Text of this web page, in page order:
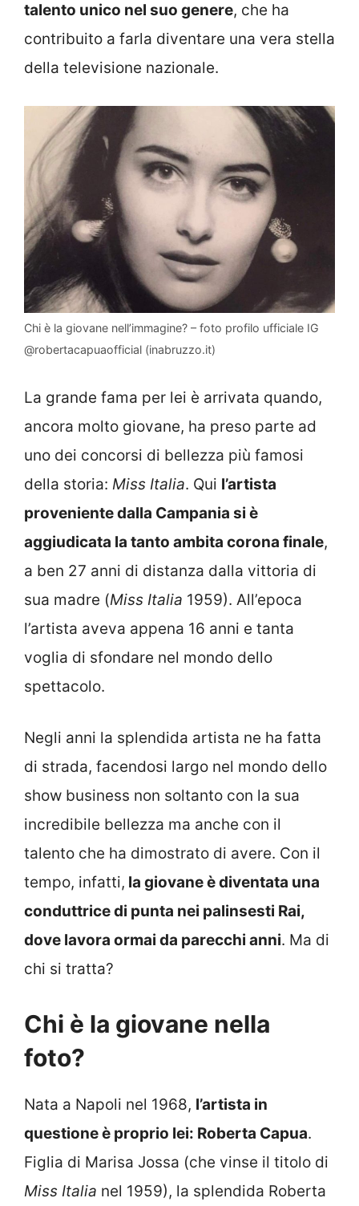
talento unico nel suo genere, che ha
contribuito a farla diventare una vera stella
della televisione nazionale.
Chi è la giovane nell’immagine? – foto profilo ufficiale IG
@robertacapuaofficial (inabruzzo.it)
La grande fama per lei è arrivata quando,
ancora molto giovane, ha preso parte ad
uno dei concorsi di bellezza più famosi
della storia: Miss Italia. Qui l’artista
proveniente dalla Campania si è
aggiudicata la tanto ambita corona finale,
a ben 27 anni di distanza dalla vittoria di
sua madre (Miss Italia 1959). All’epoca
l’artista aveva appena 16 anni e tanta
voglia di sfondare nel mondo dello
spettacolo.
Negli anni la splendida artista ne ha fatta
di strada, facendosi largo nel mondo dello
show business non soltanto con la sua
incredibile bellezza ma anche con il
talento che ha dimostrato di avere. Con il
tempo, infatti, la giovane è diventata una
conduttrice di punta nei palinsesti Rai,
dove lavora ormai da parecchi anni. Ma di
chi si tratta?
Chi è la giovane nella
foto?
Nata a Napoli nel 1968, l’artista in
questione è proprio lei: Roberta Capua.
Figlia di Marisa Jossa (che vinse il titolo di
Miss Italia nel 1959), la splendida Roberta